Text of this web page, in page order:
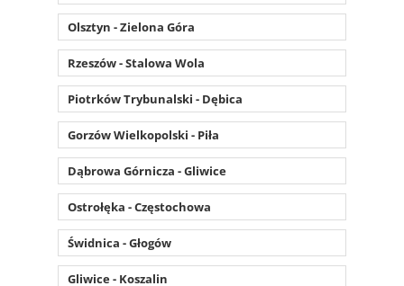
Olsztyn - Zielona Góra
Rzeszów - Stalowa Wola
Piotrków Trybunalski - Dębica
Gorzów Wielkopolski - Piła
Dąbrowa Górnicza - Gliwice
Ostrołęka - Częstochowa
Świdnica - Głogów
Gliwice - Koszalin